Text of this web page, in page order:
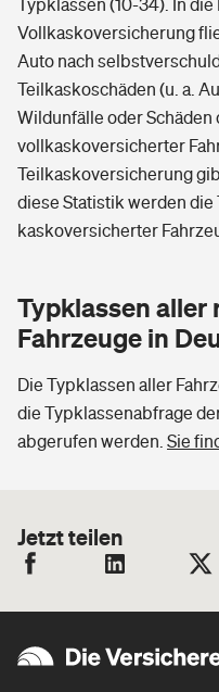
Typklassen (10-34). In
Vollkaskoversicherung
Auto nach
Teilkaskoschäden (u. a.
Wildunfälle oder
vollkaskoversicherter
Teilkaskoversicherung
diese Statistik werden die
kaskoversicherter
Typklassen aller
Fahrzeuge in
Die Typklassen aller
die Typklassenabfrage
abgerufen werden. Sie
Jetzt teilen